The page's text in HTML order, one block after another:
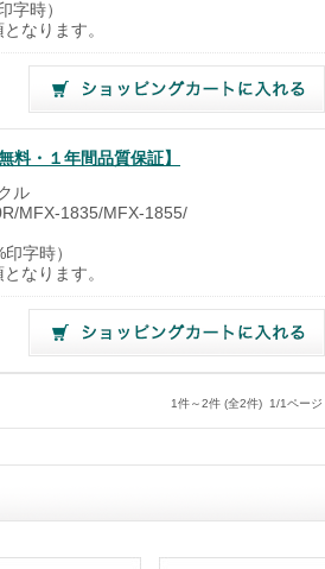
字時）
なります。
料・１年間品質保証】
ル
MFX-1835/MFX-1855/
字時）
なります。
1件～2件 (全2件) 1/1ページ